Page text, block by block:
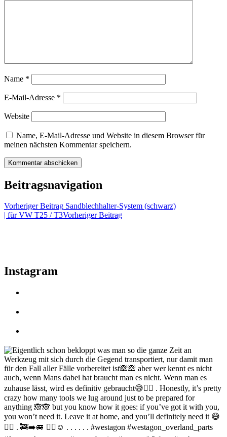
Name *
E-Mail-Adresse *
Website
Name, E-Mail-Adresse und Website in diesem Browser für
meinen nächsten Kommentar speichern.
Beitragsnavigation
Vorheriger Beitrag Sandblechhalter-System (schwarz)
| für VW T25 / T3Vorheriger Beitrag
Instagram